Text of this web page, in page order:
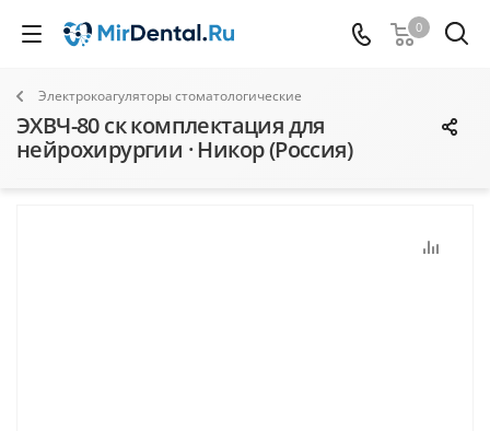
0
Электрокоагуляторы стоматологические
ЭХВЧ-80 ск комплектация для
нейрохирургии · Никор (Россия)